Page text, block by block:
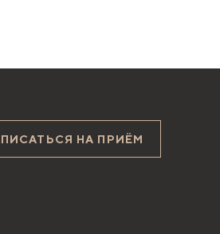
НА ПРИЁМ